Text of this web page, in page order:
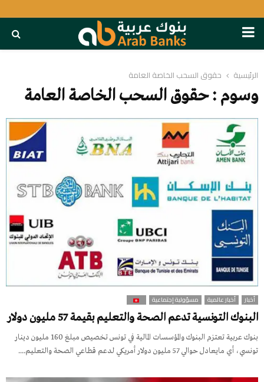
PRIMARY
MENU
الرئيسية حقوق السحب الخاصة العامة
وسوم : حقوق السحب الخاصة العامة
أخبار أخبار عالمية مسؤولية إجتماعية
البنوك التونسية تدعم الصحة والتعليم بقيمة 57 مليون دولار
بنوك عربية تعتزم البنوك والمؤسسات المالية في تونس تخصيص مبلغ 160 مليون دينار
تونسي، أي مايعادل حوالي 57 مليون دولار أمريكي لدعم قطاعي الصحة والتعليم....